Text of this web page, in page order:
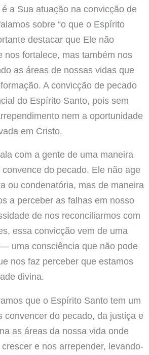
a Sua atuação na convicção de
sobre “o que o Espírito
destacar que Ele não
nos fortalece, mas também nos
as áreas de nossas vidas que
A convicção de pecado
do Espírito Santo, pois sem
nem a oportunidade
em Cristo.
com a gente de uma maneira
do pecado. Ele não age
ou condenatória, mas de maneira
a perceber as falhas em nosso
de nos reconciliarmos com
essa convicção vem de uma
uma consciência que não pode
nos faz perceber que estamos
divina.
que o Espírito Santo tem um
convencer do pecado, da justiça e
as áreas da nossa vida onde
e nos arrepender, levando-